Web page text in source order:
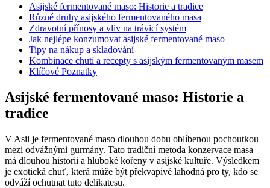
Asijské fermentované maso: Historie a tradice
Různé druhy asijského fermentovaného masa
Zdravotní přínosy a vliv na trávicí systém
Jak nejlépe konzumovat asijské fermentované maso
Tipy na nákup a skladování
Kombinace chutí a recepty s asijským fermentovaným masem
Klíčové Poznatky
Asijské fermentované maso: Historie a
tradice
V Asii je fermentované maso dlouhou dobu oblíbenou pochoutkou
mezi odvážnými gurmány. Tato tradiční metoda konzervace masa
má dlouhou historii a hluboké kořeny v asijské kultuře. Výsledkem
je exotická chuť, která může být překvapivě lahodná pro ty, kdo se
odváží ochutnat tuto delikatesu.